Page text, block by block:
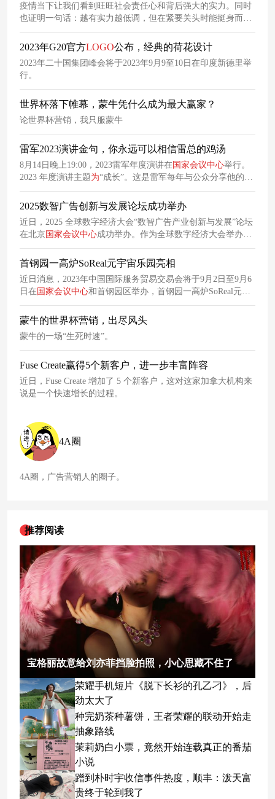
疫情当下让我们看到旺旺社会责任心和背后强大的实力。同时
也证明一句话：越有实力越低调，但在紧要关头时能挺身而出
为国家解忧。
2023年G20官方LOGO公布，经典的荷花设计
2023年二十国集团峰会将于2023年9月9至10日在印度新德里举
行。
世界杯落下帷幕，蒙牛凭什么成为最大赢家？
论世界杯营销，我只服蒙牛
雷军2023演讲金句，你永远可以相信雷总的鸡汤
8月14日晚上19:00，2023雷军年度演讲在 国家会议中心举行。
2023 年度演讲主题为“成长”。这是雷军每年与公众分享他的人
生经历和小米的发展愿景的重要活动。今年这次是他的第四次
年度演讲。 自从雷军开启了主题演讲活动后，每年的演讲内容
将会被整理成鸡汤文案，给予每一个正在努力奋斗的年轻人一
份力量。
2025数智广告创新与发展论坛成功举办
近日，2025 全球数字经济大会“数智广告产业创新与发展”论坛
在北京 国家会议中心成功举办。作为全球数字经济大会举办五
年来首个以广告为主题的专题论坛，本次活动由全球数字经济
大会组委会主办，论坛围绕 “数字和人工智能广告的生态创新
首钢园一高炉SoReal元宇宙乐园亮相
近日消息，2023年中国国际服务贸易交易会将于9月2日至9月6
日在 国家会议中心和首钢园区举办，首钢园一高炉SoReal元宇
宙乐园将作为创新服务特色展示体验区，为游客提供沉浸式元
宇宙空间及科幻产业集聚区的最新成果。 一高炉作为首钢集团
与当红齐天集团共同打造的集文化、科技、娱乐、消费于一体
的全球首个全沉浸式科幻综合体， 利用5G+XR科技赋予百年历
史文化遗址重生，是集文化、科技、娱乐、消费于一
蒙牛的世界杯营销，出尽风头
蒙牛的一场“生死时速”。
Fuse Create赢得5个新客户，进一步丰富阵容
近日，Fuse Create 增加了 5 个新客户，这对这家加拿大机构来
说是一个快速增长的过程。
4A圈
4A圈，广告营销人的圈子。
推荐阅读
宝格丽故意给刘亦菲挡脸拍照，小心思藏不住了
荣耀手机短片《脱下长衫的孔乙刁》，后
劲太大了
种完奶茶种薯饼，王者荣耀的联动开始走
抽象路线
茉莉奶白小票，竟然开始连载真正的番茄
小说
蹭到朴时宇收信事件热度，顺丰：泼天富
贵终于轮到我了